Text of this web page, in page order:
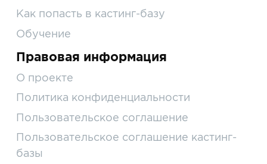
Как попасть в кастинг-базу
Обучение
Правовая информация
О проекте
Политика конфиденциальности
Пользовательское соглашение
Пользовательское соглашение кастинг-
базы